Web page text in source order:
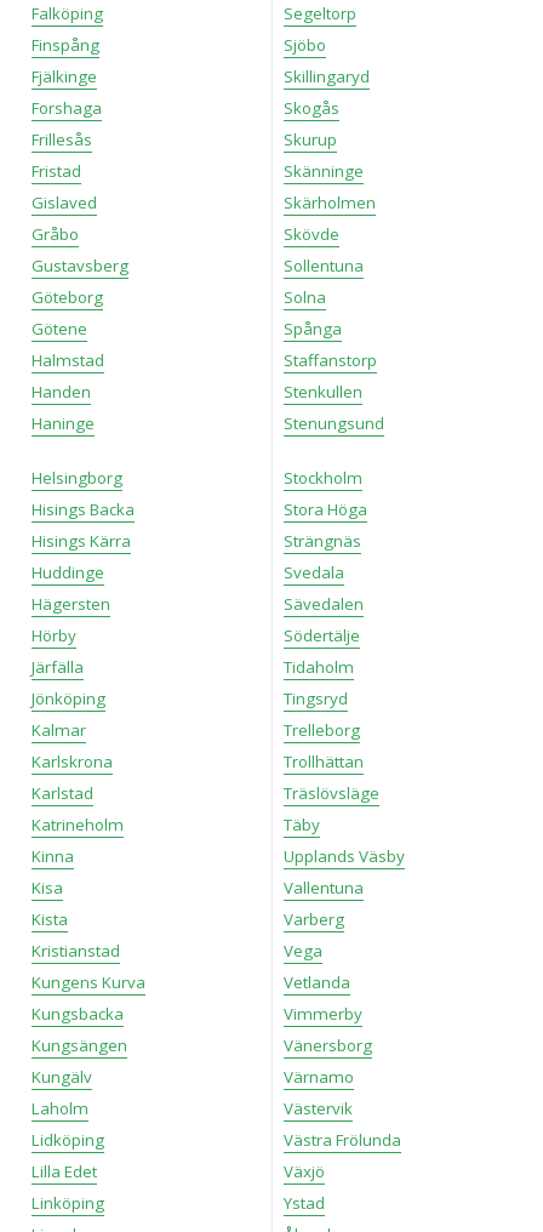
Falköping
Finspång
Fjälkinge
Forshaga
Frillesås
Fristad
Gislaved
Gråbo
Gustavsberg
Göteborg
Götene
Halmstad
Handen
Haninge
Helsingborg
Hisings Backa
Hisings Kärra
Huddinge
Hägersten
Hörby
Järfälla
Jönköping
Kalmar
Karlskrona
Karlstad
Katrineholm
Kinna
Kisa
Kista
Kristianstad
Kungens Kurva
Kungsbacka
Kungsängen
Kungälv
Laholm
Lidköping
Lilla Edet
Linköping
Segeltorp
Sjöbo
Skillingaryd
Skogås
Skurup
Skänninge
Skärholmen
Skövde
Sollentuna
Solna
Spånga
Staffanstorp
Stenkullen
Stenungsund
Stockholm
Stora Höga
Strängnäs
Svedala
Sävedalen
Södertälje
Tidaholm
Tingsryd
Trelleborg
Trollhättan
Träslövsläge
Täby
Upplands Väsby
Vallentuna
Varberg
Vega
Vetlanda
Vimmerby
Vänersborg
Värnamo
Västervik
Västra Frölunda
Växjö
Ystad